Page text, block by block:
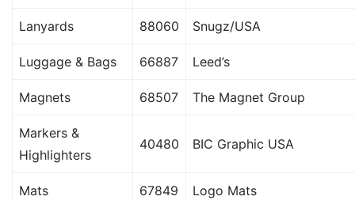
Lanyards 88060 Snugz/USA
Luggage & Bags 66887 Leed’s
Magnets 68507 The Magnet Group
Markers &
Highlighters
40480 BIC Graphic USA
Mats 67849 Logo Mats